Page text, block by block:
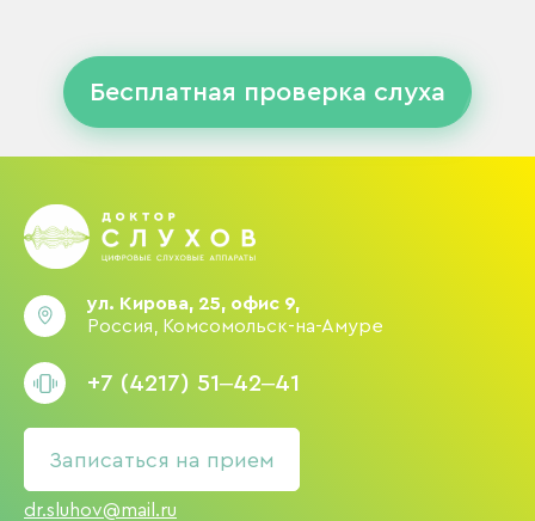
Бесплатная проверка слуха
ул. Кирова, 25, офис 9,
Россия, Комсомольск-на-Амуре
+7 (4217) 51‒42‒41
Записаться на прием
dr.sluhov@mail.ru